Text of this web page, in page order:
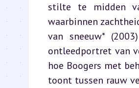
stilte te midden
waarbinnen
van sneeuw*
ontleedportret van
hoe Boogers met
toont tussen rauw